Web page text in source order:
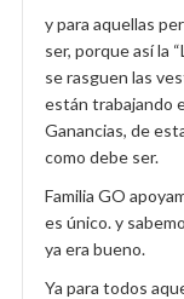
y para aquellas
ser, porque así la
se rasguen las
están trabajando
Ganancias, de
como debe ser.
Familia GO
es único. y
ya era bueno.
Ya para todos